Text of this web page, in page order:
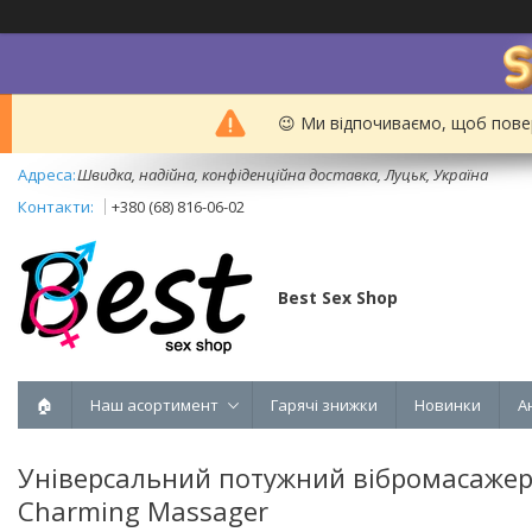
😉 Ми відпочиваємо, щоб
Швидка, надійна, конфіденційна доставка, Луцьк, Україна
+380 (68) 816-06-02
Best Sex Shop
🏠 Наш асортимент Гарячі знижки Новинки
Універсальний потужний
Charming Massager